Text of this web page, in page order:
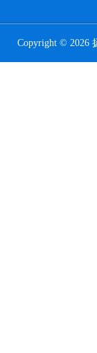
Copyright © 2026